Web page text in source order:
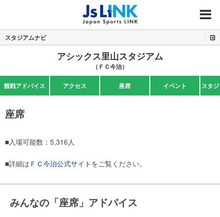
MENU
スタジアムナビ
アシックス里山スタジアム
（ＦＣ今治）
観戦アドバイス アクセス 座席 イベント スタ
座席
■入場可能数：5,316人
■詳細は ＦＣ今治公式サイト をご覧ください。
みんなの「座席」アドバイス